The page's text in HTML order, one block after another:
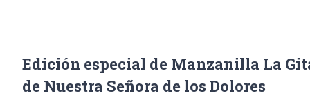
Edición especial de Manzanilla La
de Nuestra Señora de los Dolores